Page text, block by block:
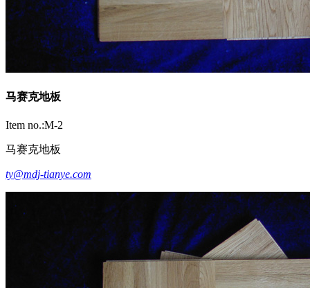
马赛克地板
Item no.:M-2
马赛克地板
ty@mdj-tianye.com